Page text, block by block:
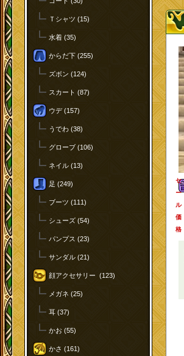
Ｔシャツ (15)
水着 (35)
からだ下 (255)
ズボン (124)
スカート (87)
ウデ (157)
うでわ (38)
グローブ (106)
ネイル (13)
足 (249)
ブーツ (111)
シューズ (54)
パンプス (23)
サンダル (21)
顔アクセサリー (123)
メガネ (25)
耳 (37)
かお (55)
かさ (161)
セ
ー
ル
価
格